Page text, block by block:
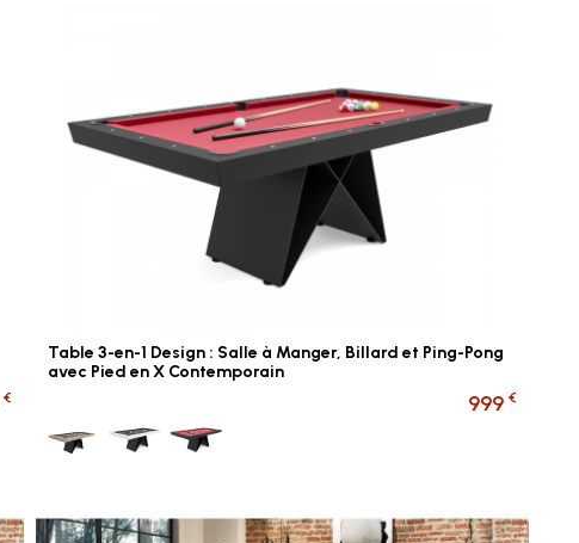
€
Table 3-en-1 Design : Salle à Manger, Billard et Ping-Pong
avec Pied en X Contemporain
999 €
Bois tapis grisBlanc tapis grisNoir tapis rouge